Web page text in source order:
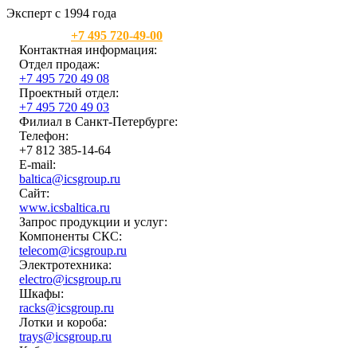
Эксперт с 1994 года
+7 495 720-49-00
Контактная информация:
Отдел продаж:
+7 495 720 49 08
Проектный отдел:
+7 495 720 49 03
Филиал в Санкт-Петербурге:
Телефон:
+7 812 385-14-64
E-mail:
baltica@icsgroup.ru
Сайт:
www.icsbaltica.ru
Запрос продукции и услуг:
Компоненты СКС:
telecom@icsgroup.ru
Электротехника:
electro@icsgroup.ru
Шкафы:
racks@icsgroup.ru
Лотки и короба:
trays@icsgroup.ru